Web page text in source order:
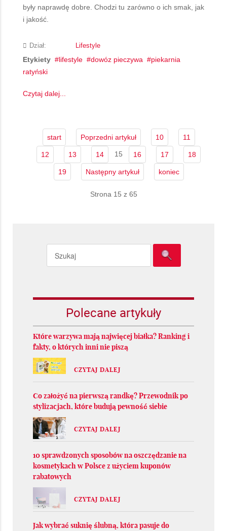
były naprawdę dobre. Chodzi tu zarówno o ich smak, jak
i jakość.
Dział: Lifestyle
Etykiety lifestyle dowóz pieczywa
piekarnia
ratyński
Czytaj dalej...
start Poprzedni artykuł 10 11
12 13 14 15 16 17 18
19 Następny artykuł koniec
Strona 15 z 65
Polecane artykuły
Które warzywa mają najwięcej białka? Ranking i
fakty, o których inni nie piszą
CZYTAJ DALEJ
Co założyć na pierwszą randkę? Przewodnik po
stylizacjach, które budują pewność siebie
CZYTAJ DALEJ
10 sprawdzonych sposobów na oszczędzanie na
kosmetykach w Polsce z użyciem kuponów
rabatowych
CZYTAJ DALEJ
Jak wybrać suknię ślubną, która pasuje do